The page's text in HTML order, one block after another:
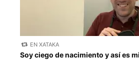
EN XATAKA
Soy ciego de nacimiento y así es